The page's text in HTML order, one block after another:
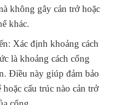
không gây cản trở hoặc
khác.
Xác định khoảng cách
là khoảng cách cổng
Điều này giúp đảm bảo
cấu trúc nào cản trở